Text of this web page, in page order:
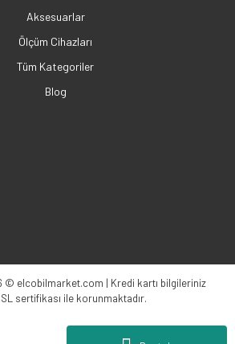
Aksesuarlar
Ölçüm Cihazları
Tüm Kategoriler
Blog
© elcobilmarket.com | Kredi kartı bilgileriniz
sertifikası ile korunmaktadır.